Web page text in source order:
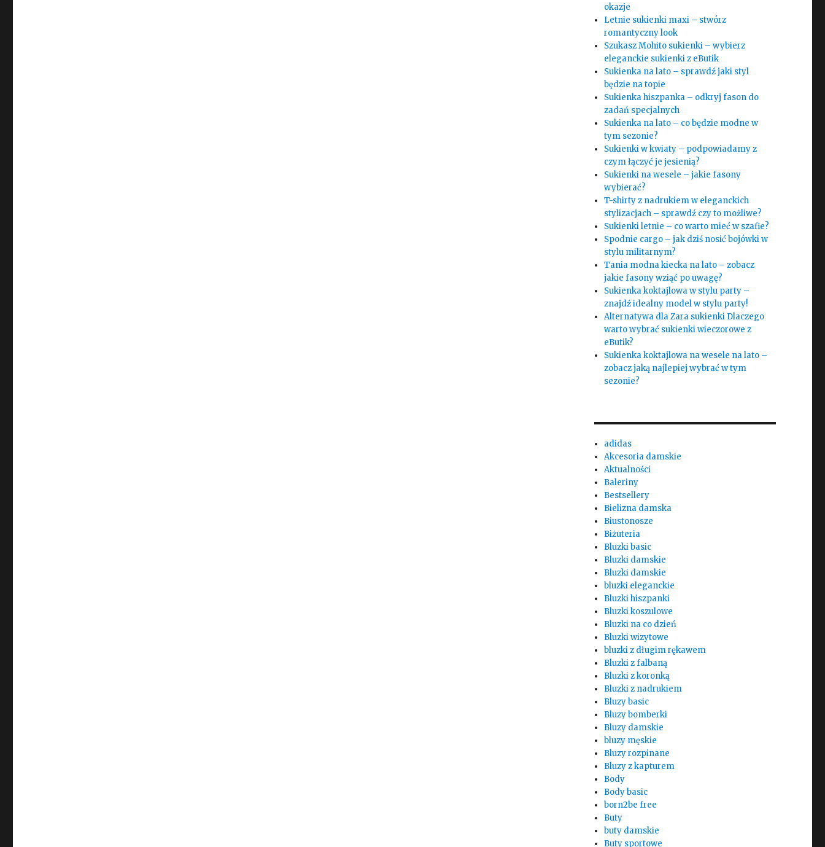
okazje
Letnie sukienki maxi – stwórz
romantyczny look
Szukasz Mohito sukienki – wybierz
eleganckie sukienki z eButik
Sukienka na lato – sprawdź jaki styl
będzie na topie
Sukienka hiszpanka – odkryj fason do
zadań specjalnych
Sukienka na lato – co będzie modne w
tym sezonie?
Sukienki w kwiaty – podpowiadamy z
czym łączyć je jesienią?
Sukienki na wesele – jakie fasony
wybierać?
T-shirty z nadrukiem w eleganckich
stylizacjach – sprawdź czy to możliwe?
Sukienki letnie – co warto mieć w szafie?
Spodnie cargo – jak dziś nosić bojówki w
stylu militarnym?
Tania modna kiecka na lato – zobacz
jakie fasony wziąć po uwagę?
Sukienka koktajlowa w stylu party –
znajdź idealny model w stylu party!
Alternatywa dla Zara sukienki Dlaczego
warto wybrać sukienki wieczorowe z
eButik?
Sukienka koktajlowa na wesele na lato –
zobacz jaką najlepiej wybrać w tym
sezonie?
adidas
Akcesoria damskie
Aktualności
Baleriny
Bestsellery
Bielizna damska
Biustonosze
Biżuteria
Bluzki basic
Bluzki damskie
Bluzki damskie
bluzki eleganckie
Bluzki hiszpanki
Bluzki koszulowe
Bluzki na co dzień
Bluzki wizytowe
bluzki z długim rękawem
Bluzki z falbaną
Bluzki z koronką
Bluzki z nadrukiem
Bluzy basic
Bluzy bomberki
Bluzy damskie
bluzy męskie
Bluzy rozpinane
Bluzy z kapturem
Body
Body basic
born2be free
Buty
buty damskie
Buty sportowe